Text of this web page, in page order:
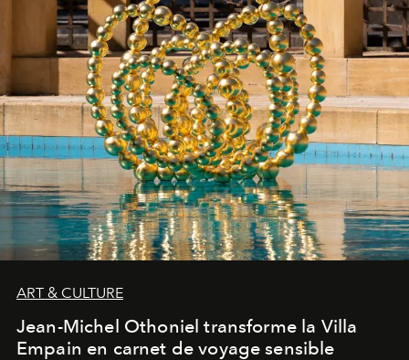
ART & CULTURE
Jean-Michel Othoniel transforme la Villa
Empain en carnet de voyage sensible